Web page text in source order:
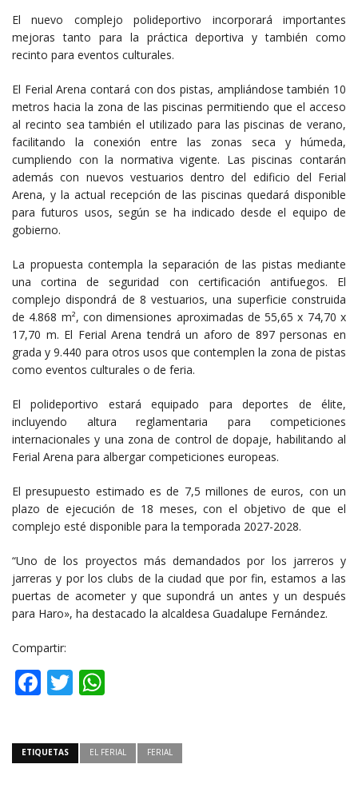
El nuevo complejo polideportivo incorporará importantes
mejoras tanto para la práctica deportiva y también como
recinto para eventos culturales.
El Ferial Arena contará con dos pistas, ampliándose también 10
metros hacia la zona de las piscinas permitiendo que el acceso
al recinto sea también el utilizado para las piscinas de verano,
facilitando la conexión entre las zonas seca y húmeda,
cumpliendo con la normativa vigente. Las piscinas contarán
además con nuevos vestuarios dentro del edificio del Ferial
Arena, y la actual recepción de las piscinas quedará disponible
para futuros usos, según se ha indicado desde el equipo de
gobierno.
La propuesta contempla la separación de las pistas mediante
una cortina de seguridad con certificación antifuegos. El
complejo dispondrá de 8 vestuarios, una superficie construida
de 4.868 m², con dimensiones aproximadas de 55,65 x 74,70 x
17,70 m. El Ferial Arena tendrá un aforo de 897 personas en
grada y 9.440 para otros usos que contemplen la zona de pistas
como eventos culturales o de feria.
El polideportivo estará equipado para deportes de élite,
incluyendo altura reglamentaria para competiciones
internacionales y una zona de control de dopaje, habilitando al
Ferial Arena para albergar competiciones europeas.
El presupuesto estimado es de 7,5 millones de euros, con un
plazo de ejecución de 18 meses, con el objetivo de que el
complejo esté disponible para la temporada 2027-2028.
“Uno de los proyectos más demandados por los jarreros y
jarreras y por los clubs de la ciudad que por fin, estamos a las
puertas de acometer y que supondrá un antes y un después
para Haro», ha destacado la alcaldesa Guadalupe Fernández.
Compartir:
Facebook
Twitter
ETIQUETAS EL FERIAL FERIAL